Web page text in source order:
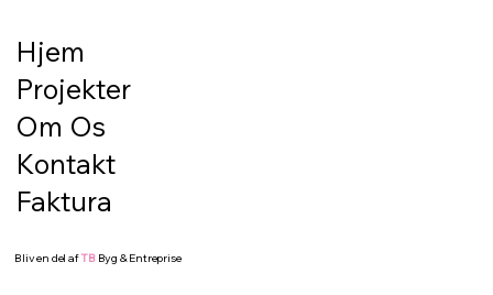
starter ikke med de synlige materialer. Den
sten eller terrassebræd
Hjem
Projekter
Om Os
Kontakt
Faktura
Bliv en del afTBByg & Entreprise